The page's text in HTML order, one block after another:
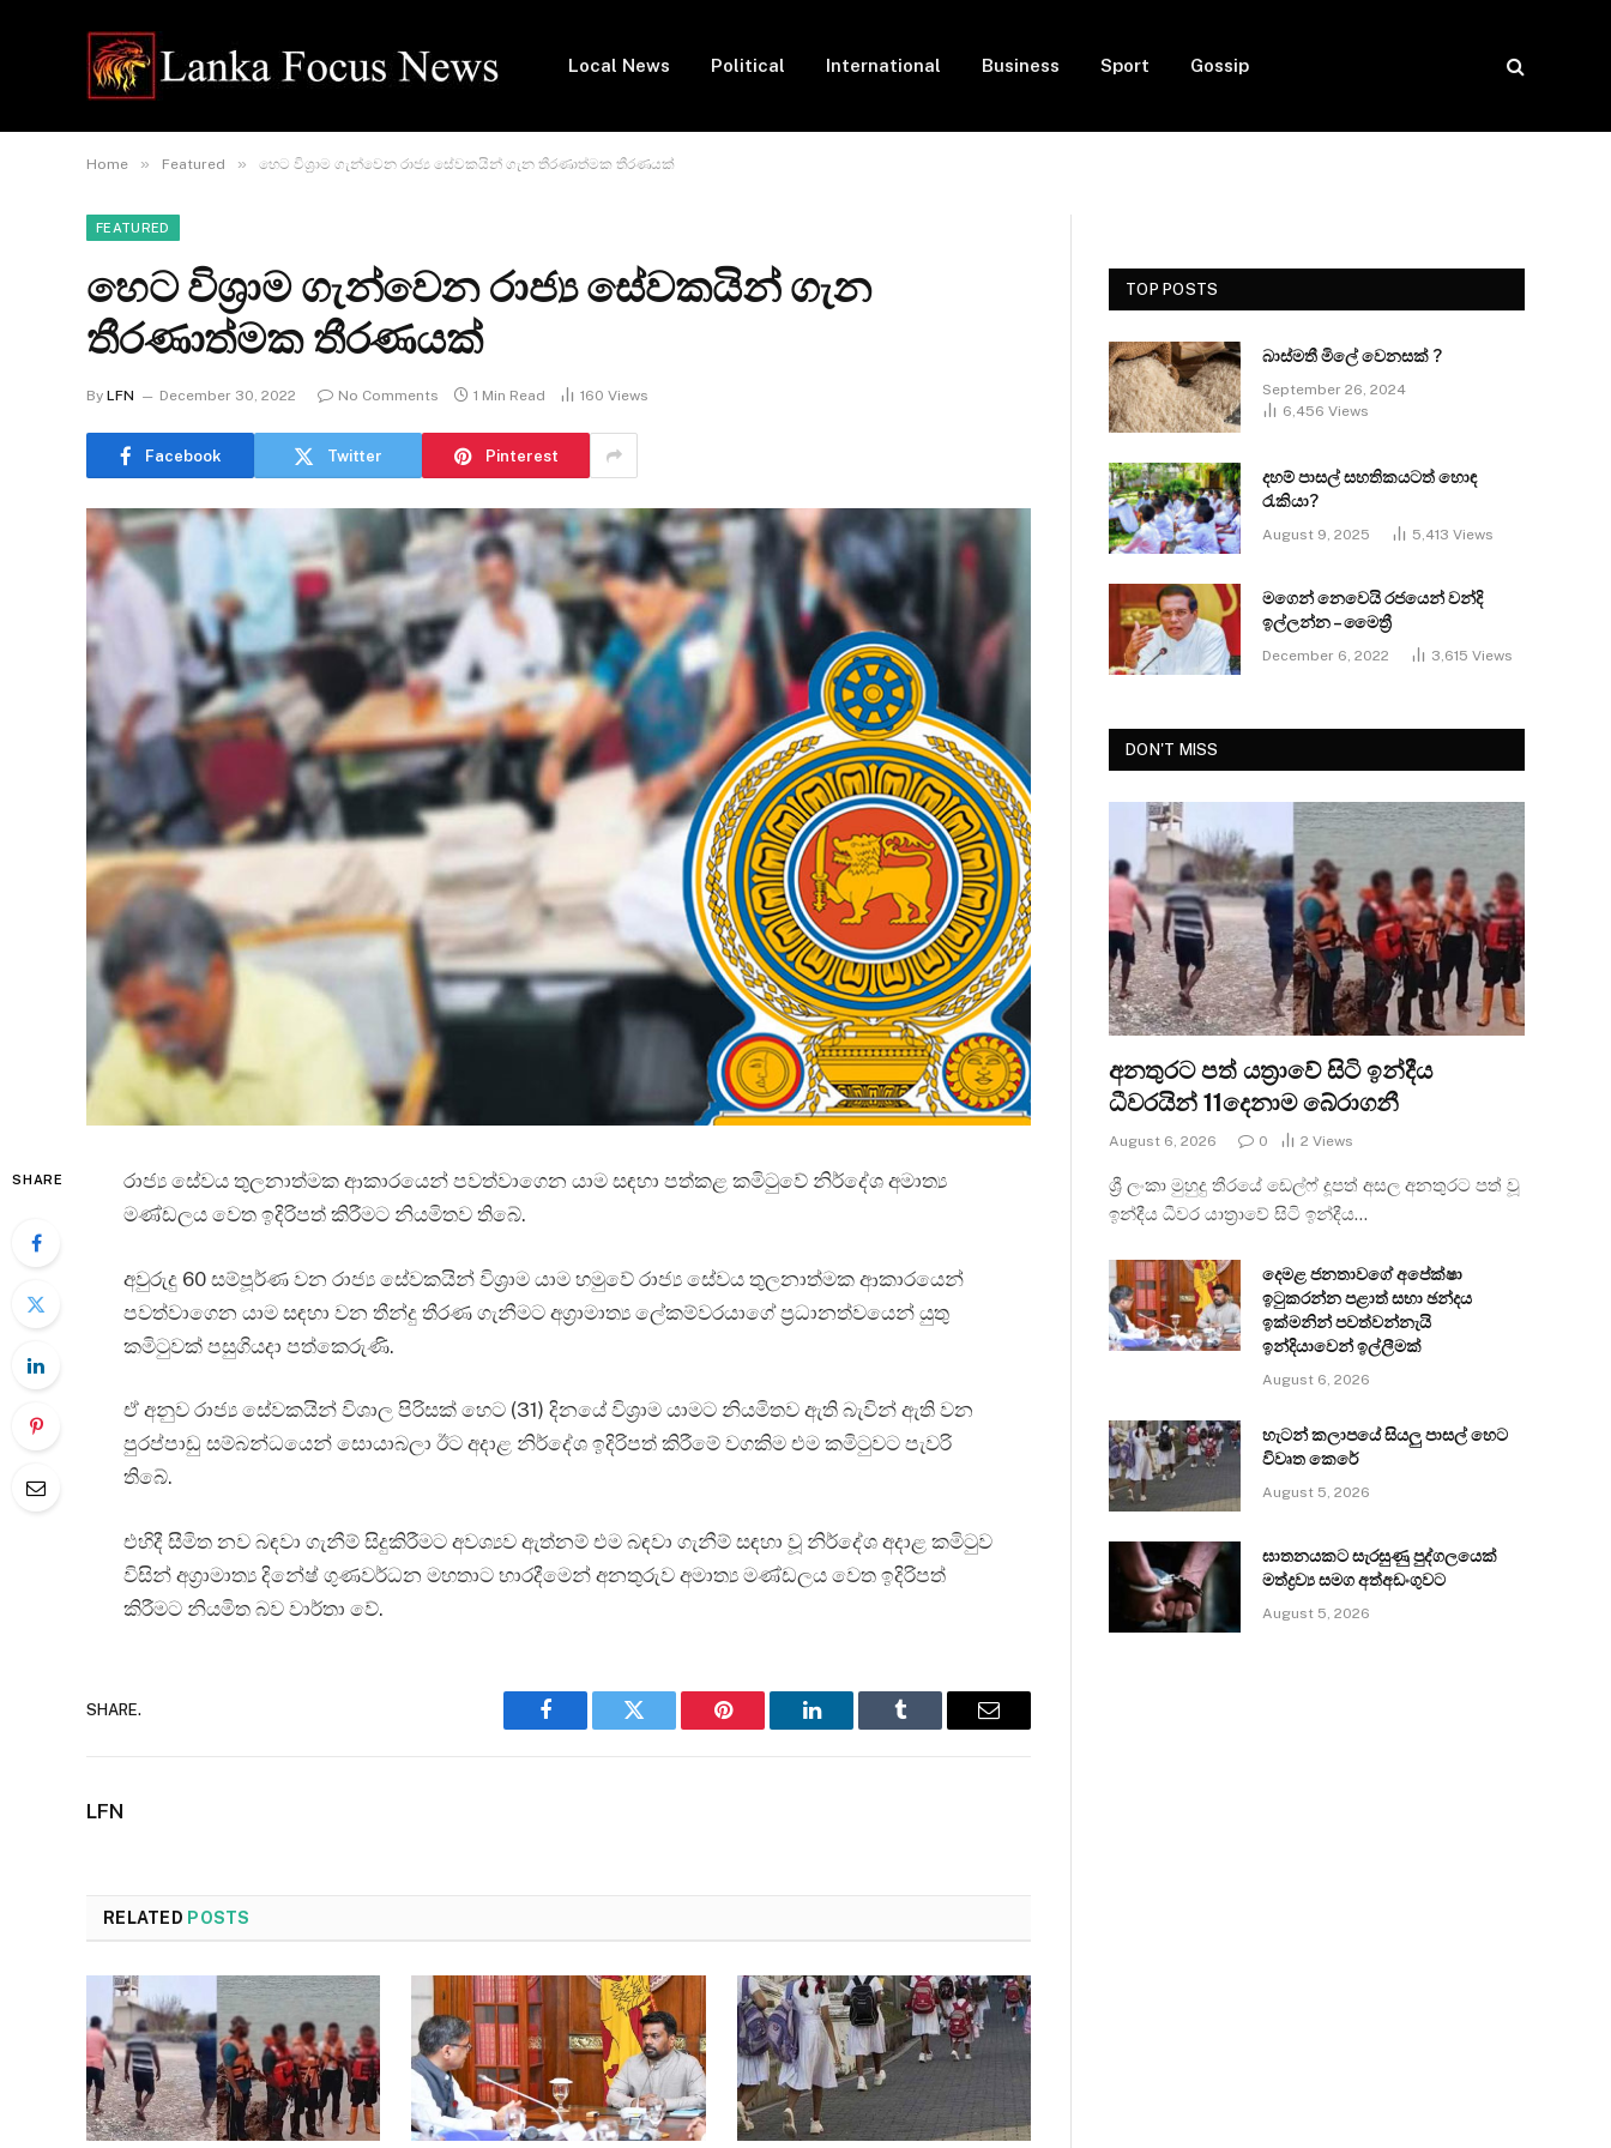
Local News Political International Business Sport Gossip
Home » Featured » හෙට විශ්‍රාම ගැන්වෙන රාජ්‍ය සේවකයින් ගැන තීරණාත්මක තීරණයක්
FEATURED
හෙට විශ්‍රාම ගැන්වෙන රාජ්‍ය සේවකයින් ගැන
තීරණාත්මක තීරණයක්
By LFN December 30, 2022 No Comments 1 Min Read 160 Views
Facebook Twitter Pinterest
SHARE
රාජ්‍ය සේවය තුලනාත්මක ආකාරයෙන් පවත්වාගෙන යාම සඳහා පත්කළ කමිටුවේ නිර්දේශ අමාත්‍ය
මණ්ඩලය වෙත ඉදිරිපත් කිරීමට නියමිතව තිබේ.
අවුරුදු 60 සම්පූර්ණ වන රාජ්‍ය සේවකයින් විශ්‍රාම යාම හමුවේ රාජ්‍ය සේවය තුලනාත්මක ආකාරයෙන්
පවත්වාගෙන යාම සඳහා වන තීන්දු තීරණ ගැනීමට අග්‍රාමාත්‍ය ලේකම්වරයාගේ ප්‍රධානත්වයෙන් යුතු
කමිටුවක් පසුගියදා පත්කෙරුණි.
ඒ අනුව රාජ්‍ය සේවකයින් විශාල පිරිසක් හෙට (31) දිනයේ විශ්‍රාම යාමට නියමිතව ඇති බැවින් ඇති වන
පුරප්පාඩු සම්බන්ධයෙන් සොයාබලා ඊට අදාළ නිර්දේශ ඉදිරිපත් කිරීමේ වගකිම එම කමිටුවට පැවරි
තිබේ.
එහිදී සීමිත නව බඳවා ගැනීම් සිදුකිරීමට අවශ්‍යව ඇත්නම් එම බඳවා ගැනීම් සඳහා වූ නිර්දේශ අදාළ කමිටුව
විසින් අග්‍රාමාත්‍ය දිනේෂ් ගුණවර්ධන මහතාට භාරදීමෙන් අනතුරුව අමාත්‍ය මණ්ඩලය වෙත ඉදිරිපත්
කිරීමට නියමිත බව වාර්තා වේ.
SHARE.
Facebook Twitter Pinterest LinkedIn Tumblr Email
LFN
RELATED POSTS
TOP POSTS
බාස්මතී මිලේ වෙනසක් ?
September 26, 2024
6,456 Views
දහම් පාසල් සහතිකයටත් හොඳ
රැකියා?
August 9, 2025 5,413 Views
මගෙන් නෙවෙයි රජයෙන් වන්දි
ඉල්ලන්න – මෛත්‍රී
December 6, 2022 3,615 Views
DON'T MISS
අනතුරට පත් යත්‍රාවේ සිටි ඉන්දීය
ධීවරයින් 11දෙනාම බේරාගනී
August 6, 2026 0 2 Views
ශ්‍රී ලංකා මුහුදු තීරයේ ඩෙල්ෆ් දූපත් අසල අනතුරට පත් වූ
ඉන්දීය ධීවර යාත්‍රාවේ සිටි ඉන්දීය…
දෙමළ ජනතාවගේ අපේක්ෂා
ඉටුකරන්න පළාත් සභා ඡන්දය
ඉක්මනින් පවත්වන්නැයි
ඉන්දියාවෙන් ඉල්ලීමක්
August 6, 2026
හැටන් කලාපයේ සියලු පාසල් හෙට
විවෘත කෙරේ
August 5, 2026
ඝාතනයකට සැරසුණු පුද්ගලයෙක්
මත්ද්‍රව්‍ය සමග අත්අඩංගුවට
August 5, 2026